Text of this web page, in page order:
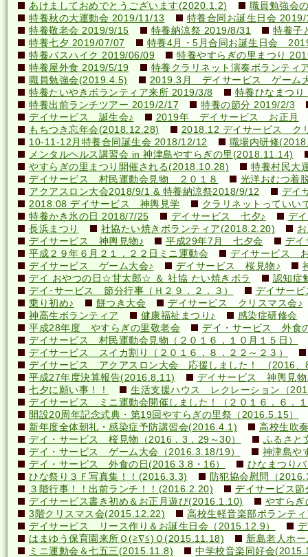
あけましておめでとうございます(2020.1.2)
職員勉強会
特養秋の大運動会 2019/11/13
特養合同お誕生日会
特養敬老会 2019/9/15
特養納涼祭 2019/8/31
特養子
特養七夕 2019/07/07
特養4月・5月合同お誕生日会
特養バスハイク 2019/06/09
特養やすらぎの里まつり
特養屋外食 2019/5/19
特養クラリネット演奏ボランティ
職員勉強会(2019.4.5)
2019.3月 デイサービス ゲーム
特養たいやきボランティア来所 2019/3/8
特養ひなまつ
特養出前ランチツアー 2019/2/17
特養の節分 2019/2/3
デイサービス 誕生会♪
2019年 デイサービス お正月
もちつき忘年会(2018.12.28)
2018.12 デイサービス ク
10-11-12月特養合同誕生会 2018/12/12
職場内研修
メンタルヘルス講習会 in 神津島やすらぎの里(2018.11.14)
やすらぎの里まつり開催される(2018.10.28)
特養村民大
デイサービス 村民運動会見物 ２０１８
光洋おむつ着
アクアスロン大会2018/9/1 & 特養納涼祭2018/9/12
デイ
2018.08 デイサービス 神輿見学
クラリネットってい
特養かき氷の日 2018/7/25
デイサービス 七夕♪
デ
長浜まつり
社協たい焼きボランティア(2018.2.20)
デイサービス 神輿見物♪
平成29年7月 七夕会
デイ
平成２９年６月２１．２２日ミニ運動会
デイサービス
デイサービス ゲーム大会♪
デイサービス 桜見物♪
デイ おやつの日☆甘太郎☆ ＆ 社協 たい焼きボラ
認知症
デイ･サービス 節分行事（Ｈ２９．２．３）
デイサー
乗り初め♪
餅つき大会
デイサービス クリスマス会♪
神高生ボランティア
健康福祉まつり♪
感染症研修会
平成28年度 やすらぎの里敬老会
デイ・サービス 外食
デイサービス 村民運動会見物（２０１６，１０月１５日）
デイサービス スイカ割り（２０１６．８．２２～２３）
デイサービス アクアスロン大会 応援しました！ (2016、
平成27年度決算報告(2016.8.11)
デイサービス 神輿見物
七夕に願い事！！
生活支援ハウス レクレーション（
デイサービス ミニ運動会開催しました！（２０１６．６．
開設20周年記念式典・第19回やすらぎの里祭（2016.5.15）
新年度全体朝礼・感染症予防講習会(2016.4.1)
高校生吹
デイ・サービス 桜見物（2016．3．29～30）
ふるさと
デイ・サービス ゲーム大会（2016.3.18/19）
神津島や
デイ・サービス 外食の日(2016.3.8・16）
ひなまつり
ひな祭り３Ｆ写真集！！(2016.3.3)
防犯協会慰問（
３階行事！！出前ランチ！！(2016.2.20)
デイサービス
デイサービス書き初め＆お正月遊び(2016.1.10)
やすら
3階クリスマス会(2015.12.22)
高校生軽音楽部ボランテ
デイサービス リース作り＆お誕生日会（2015.12.9）
はまゆう保育園来所Ｏ(≧∇≦)Ｏ(2015.11.18)
新島老人ホ
ミニ運動会＆七五三(2015.11.8)
中学校音楽同好会